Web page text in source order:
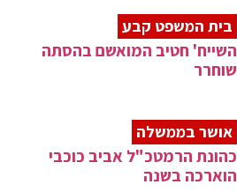
בית המשפט קבע
השייח' חטיב המואשם בהסתה
שוחרר
אושר בממשלה
כהונת הרמטכ"ל אביב כוכבי
הוארכה בשנה